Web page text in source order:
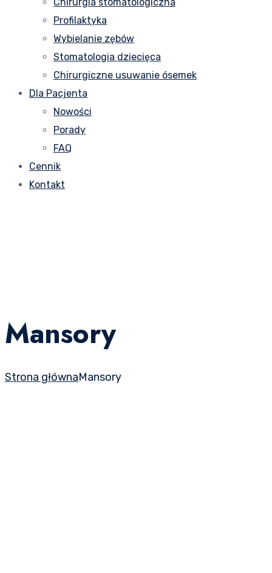
Profilaktyka
Wybielanie zębów
Stomatologia dziecięca
Chirurgiczne usuwanie ósemek
Dla Pacjenta
Nowości
Porady
FAQ
Cennik
Kontakt
Mansory
Strona głównaMansory